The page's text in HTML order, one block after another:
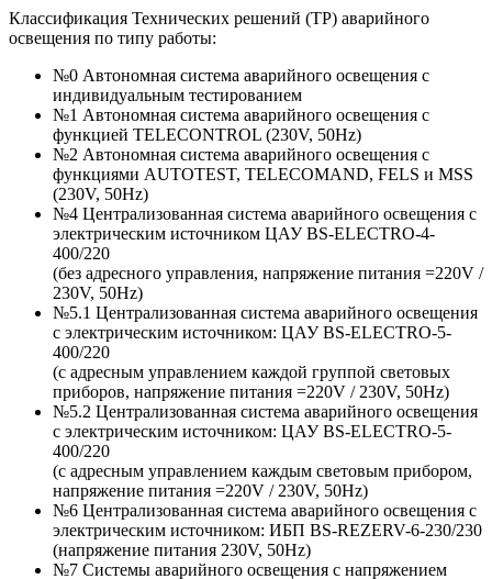
Классификация Технических решений (ТР) аварийного
освещения по типу работы:
№0 Автономная система аварийного освещения с
индивидуальным тестированием
№1 Автономная система аварийного освещения с
функцией TELECONTROL (230V, 50Hz)
№2 Автономная система аварийного освещения с
функциями AUTOTEST, TELECOMAND, FELS и MSS
(230V, 50Hz)
№4 Централизованная система аварийного освещения с
электрическим источником ЦАУ BS-ELECTRO-4-
400/220
(без адресного управления, напряжение питания =220V /
230V, 50Hz)
№5.1 Централизованная система аварийного освещения
с электрическим источником: ЦАУ BS-ELEСTRO-5-
400/220
(c адресным управлением каждой группой световых
приборов, напряжение питания =220V / 230V, 50Hz)
№5.2 Централизованная система аварийного освещения
с электрическим источником: ЦАУ BS-ELEСTRO-5-
400/220
(c адресным управлением каждым световым прибором,
напряжение питания =220V / 230V, 50Hz)
№6 Централизованная система аварийного освещения с
электрическим источником: ИБП BS-REZERV-6-230/230
(напряжение питания 230V, 50Hz)
№7 Системы аварийного освещения с напряжением